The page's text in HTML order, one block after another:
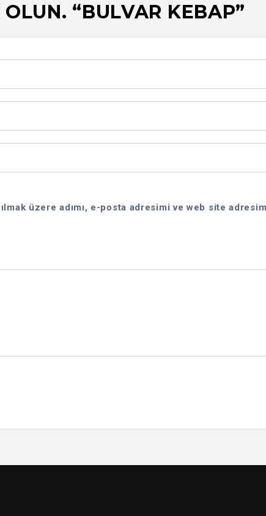
“BULVAR KEBAP”
üzere adımı, e-posta adresimi ve web site